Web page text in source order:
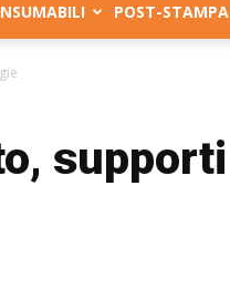
POST-STAMPA
supporti